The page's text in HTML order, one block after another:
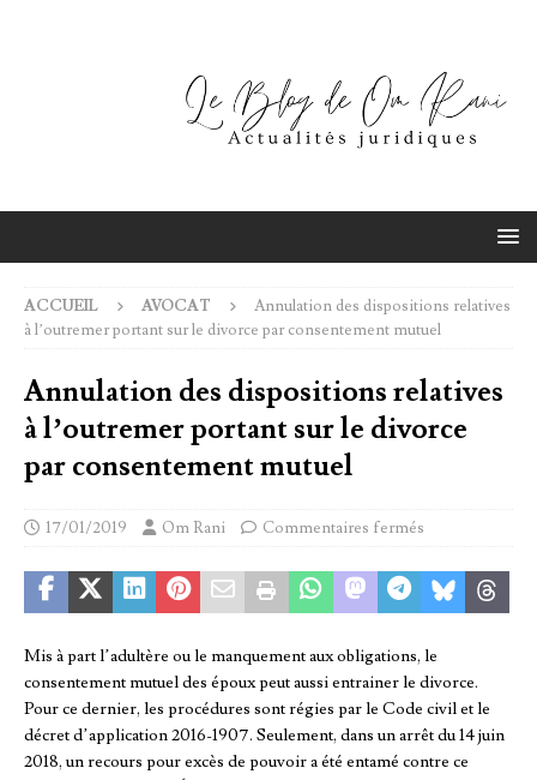
ACCUEIL AVOCAT
Annulation des dispositions relatives
à l’outremer portant sur le divorce par consentement mutuel
Annulation des dispositions relatives
à l’outremer portant sur le divorce
par consentement mutuel
17/01/2019 Om Rani Commentaires fermés
Mis à part l’adultère ou le manquement aux obligations, le
consentement mutuel des époux peut aussi entrainer le divorce.
Pour ce dernier, les procédures sont régies par le Code civil et le
décret d’application 2016-1907. Seulement, dans un arrêt du 14 juin
2018, un recours pour excès de pouvoir a été entamé contre ce